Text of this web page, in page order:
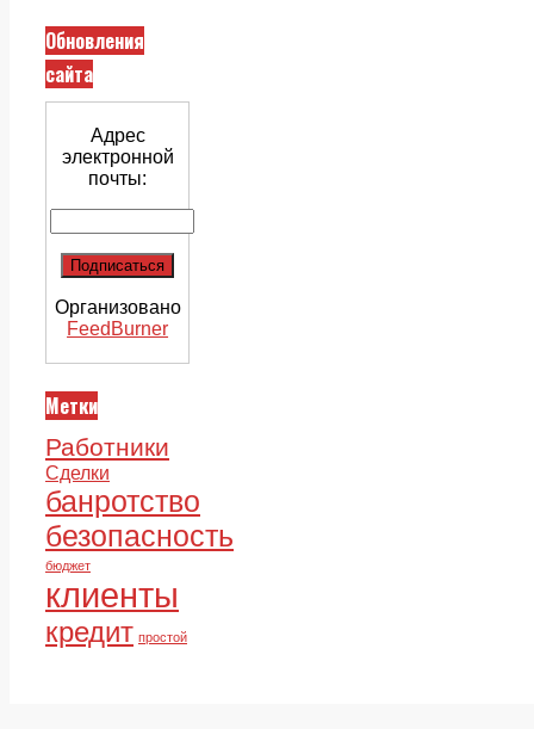
Обновления
сайта
Адрес
электронной
почты:
Организовано
FeedBurner
Метки
Работники
Сделки
банротство
безопасность
бюджет
клиенты
кредит простой